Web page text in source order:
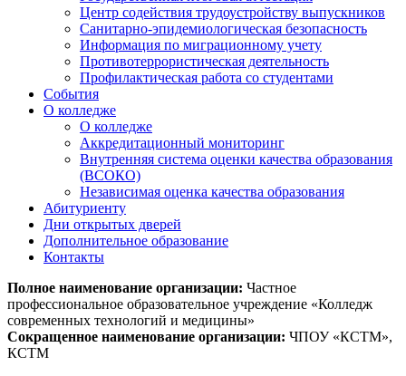
Центр содействия трудоустройству выпускников
Санитарно-эпидемиологическая безопасность
Информация по миграционному учету
Противотеррористическая деятельность
Профилактическая работа со студентами
События
О колледже
О колледже
Аккредитационный мониторинг
Внутренняя система оценки качества образования
(ВСОКО)
Независимая оценка качества образования
Абитуриенту
Дни открытых дверей
Дополнительное образование
Контакты
Полное наименование организации: Частное
профессиональное образовательное учреждение «Колледж
современных технологий и медицины»
Сокращенное наименование организации: ЧПОУ «КСТМ»,
КСТМ